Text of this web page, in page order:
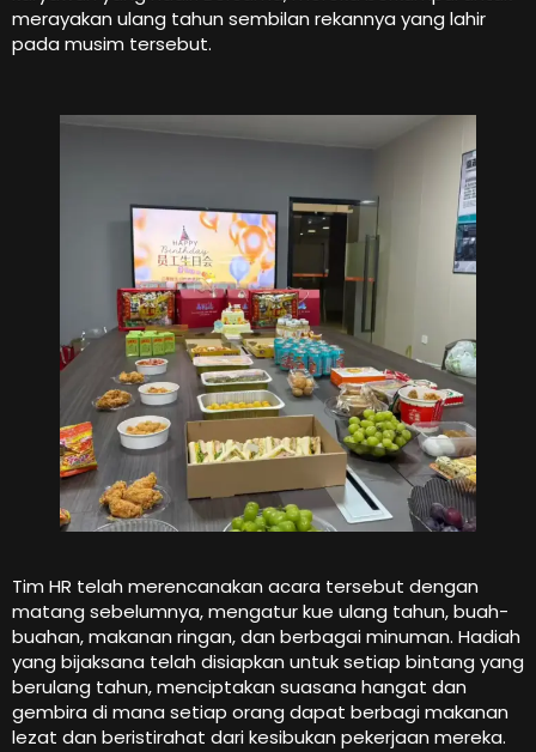
merayakan ulang tahun sembilan rekannya yang lahir
pada musim tersebut.
Tim HR telah merencanakan acara tersebut dengan
matang sebelumnya, mengatur kue ulang tahun, buah-
buahan, makanan ringan, dan berbagai minuman. Hadiah
yang bijaksana telah disiapkan untuk setiap bintang yang
berulang tahun, menciptakan suasana hangat dan
gembira di mana setiap orang dapat berbagi makanan
lezat dan beristirahat dari kesibukan pekerjaan mereka.